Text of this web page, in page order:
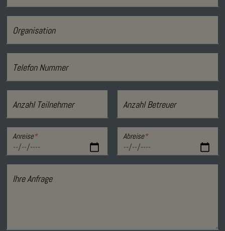
Organisation
Telefon Nummer
Anzahl Teilnehmer Anzahl Betreuer
Anreise* Abreise*
Ihre Anfrage